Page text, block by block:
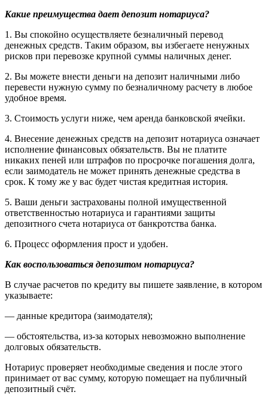
Какие преимущества дает депозит нотариуса?
1. Вы спокойно осуществляете безналичный перевод
денежных средств. Таким образом, вы избегаете ненужных
рисков при перевозке крупной суммы наличных денег.
2. Вы можете внести деньги на депозит наличными либо
перевести нужную сумму по безналичному расчету в любое
удобное время.
3. Стоимость услуги ниже, чем аренда банковской ячейки.
4. Внесение денежных средств на депозит нотариуса означает
исполнение финансовых обязательств. Вы не платите
никаких пеней или штрафов по просрочке погашения долга,
если заимодатель не может принять денежные средства в
срок. К тому же у вас будет чистая кредитная история.
5. Ваши деньги застрахованы полной имущественной
ответственностью нотариуса и гарантиями защиты
депозитного счета нотариуса от банкротства банка.
6. Процесс оформления прост и удобен.
Как воспользоваться депозитом нотариуса?
В случае расчетов по кредиту вы пишете заявление, в котором
указываете:
— данные кредитора (заимодателя);
— обстоятельства, из-за которых невозможно выполнение
долговых обязательств.
Нотариус проверяет необходимые сведения и после этого
принимает от вас сумму, которую помещает на публичный
депозитный счёт.